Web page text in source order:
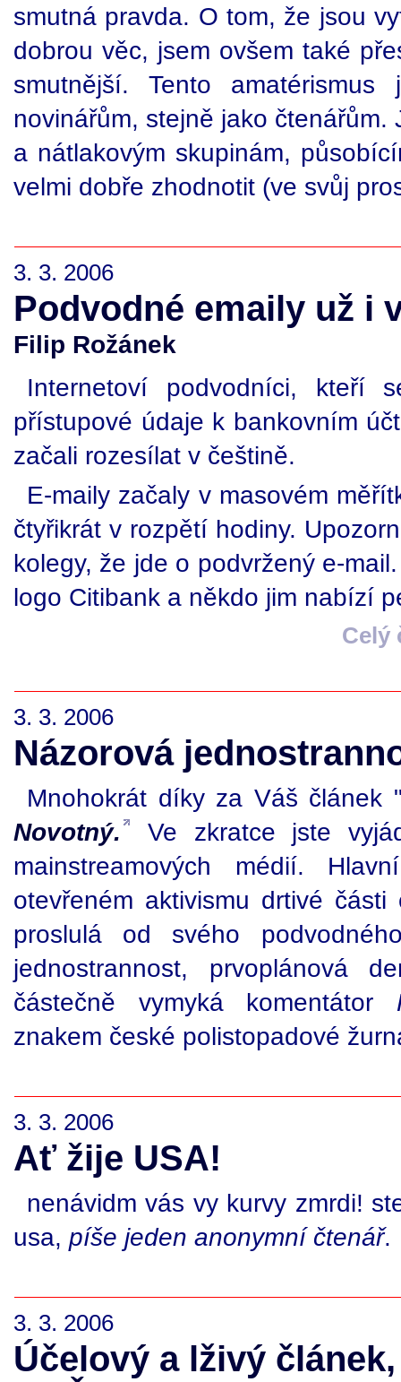
smutná pravda. O tom, že jsou
dobrou věc, jsem ovšem také
smutnější. Tento
novinářům, stejně jako
a nátlakovým skupinám,
velmi dobře zhodnotit (ve svůj
3. 3. 2006
Podvodné emaily už i
Filip Rožánek
Internetoví podvodníci, kteří
přístupové údaje k bankovním
začali rozesílat v češtině.
E-maily začaly v masovém
čtyřikrát v rozpětí hodiny.
kolegy, že jde o podvržený e-
logo Citibank a někdo jim nabízí
Celý
3. 3. 2006
Názorová
Mnohokrát díky za Váš článek
Novotný.
Ve zkratce jste
mainstreamových médií.
otevřeném aktivismu drtivé
proslulá od svého
jednostrannost, prvoplánová
částečně vymyká komentátor
znakem české polistopadové
3. 3. 2006
Ať žije USA!
nenávidm vás vy kurvy zmrdi!
usa, píše jeden anonymní čtenář.
3. 3. 2006
Účelový a lživý